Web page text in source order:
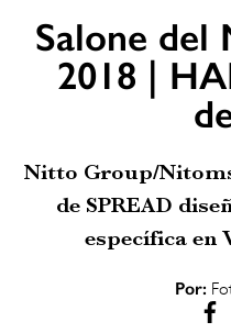
Salone del
2018 |
Nitto Group/
de SPREAD
específica en
Por: